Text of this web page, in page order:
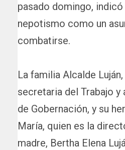
pasado domingo,
nepotismo como un
combatirse.
La familia Alcalde
secretaria del Trabajo
de Gobernación, y su
María, quien es la
madre, Bertha Elena